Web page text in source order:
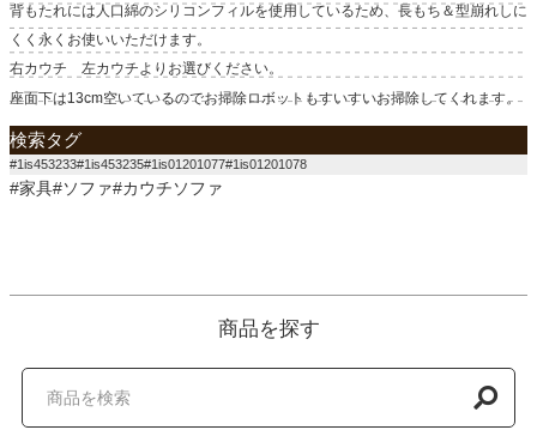
背もたれには人口綿のシリコンフィルを使用しているため、長もち＆型崩れしに
くく永くお使いいただけます。
右カウチ 左カウチよりお選びください。
座面下は13cm空いているのでお掃除ロボットもすいすいお掃除してくれます。
検索タグ
#1is453233#1is453235#1is01201077#1is01201078
#家具#ソファ#カウチソファ
商品を探す